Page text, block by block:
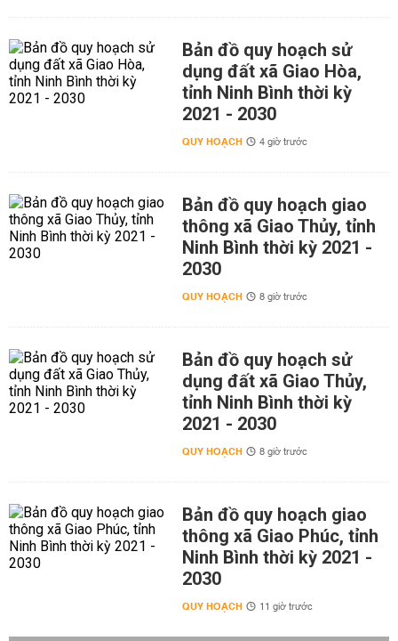
Bản đồ quy hoạch sử
dụng đất xã Giao Hòa,
tỉnh Ninh Bình thời kỳ
2021 - 2030
QUY HOẠCH 4 giờ trước
Bản đồ quy hoạch giao
thông xã Giao Thủy, tỉnh
Ninh Bình thời kỳ 2021 -
2030
QUY HOẠCH 8 giờ trước
Bản đồ quy hoạch sử
dụng đất xã Giao Thủy,
tỉnh Ninh Bình thời kỳ
2021 - 2030
QUY HOẠCH 8 giờ trước
Bản đồ quy hoạch giao
thông xã Giao Phúc, tỉnh
Ninh Bình thời kỳ 2021 -
2030
QUY HOẠCH 11 giờ trước